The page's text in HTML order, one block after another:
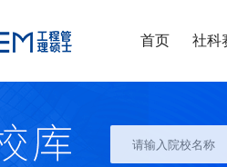
首页 社科